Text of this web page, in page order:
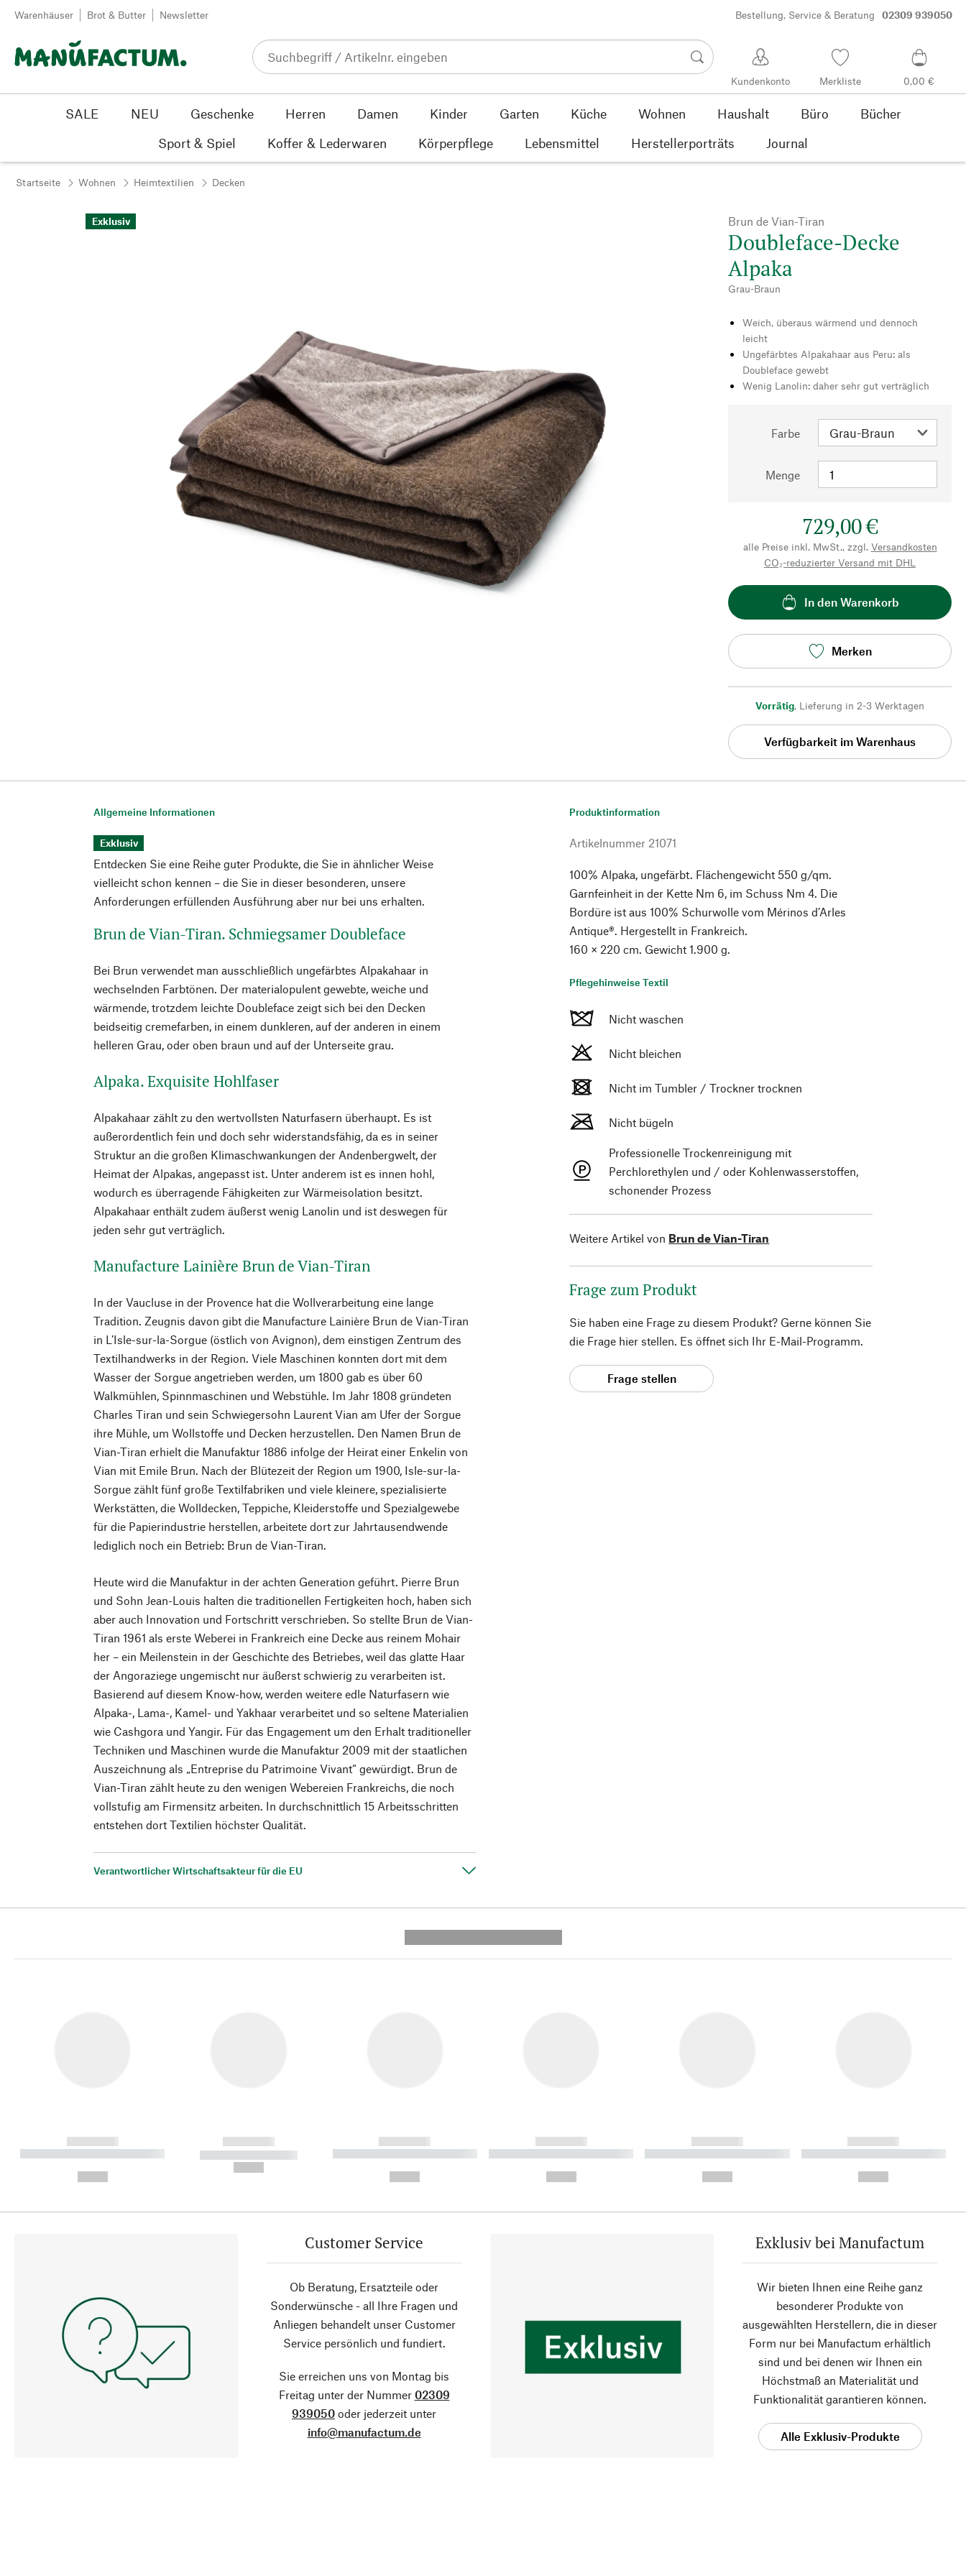
Zum Inhalt springen
Warenhäuser Brot & Butter Newsletter Bestellung, Service & Beratung 02309 939050
Kundenkonto Merkliste 0,00 €
SALE NEU Geschenke Herren Damen Kinder Garten Küche Wohnen Haushalt Büro
Bücher
Sport & Spiel
Koffer & Lederwaren Körperpflege Lebensmittel Herstellerporträts Journal
Startseite Wohnen Heimtextilien Decken
Exklusiv Brun de Vian-Tiran
Doubleface-Decke
Alpaka
Grau-Braun
Weich, überaus wärmend und dennoch
leicht
Ungefärbtes Alpakahaar aus Peru: als
Doubleface gewebt
Wenig Lanolin: daher sehr gut verträglich
Farbe
Menge
729,00 €
alle Preise inkl. MwSt., zzgl. Versandkosten
CO₂-reduzierter Versand mit DHL
In den Warenkorb
Merken
Vorrätig, Lieferung in 2-3 Werktagen
Verfügbarkeit im Warenhaus
Allgemeine Informationen
Exklusiv
Entdecken Sie eine Reihe guter Produkte, die Sie in ähnlicher Weise
vielleicht schon kennen – die Sie in dieser besonderen, unsere
Anforderungen erfüllenden Ausführung aber nur bei uns erhalten.
Brun de Vian-Tiran. Schmiegsamer Doubleface
Bei Brun verwendet man ausschließlich ungefärbtes Alpakahaar in
wechselnden Farbtönen. Der materialopulent gewebte, weiche und
wärmende, trotzdem leichte Doubleface zeigt sich bei den Decken
beidseitig cremefarben, in einem dunkleren, auf der anderen in einem
helleren Grau, oder oben braun und auf der Unterseite grau.
Alpaka. Exquisite Hohlfaser
Alpakahaar zählt zu den wertvollsten Naturfasern überhaupt. Es ist
außerordentlich fein und doch sehr widerstandsfähig, da es in seiner
Struktur an die großen Klimaschwankungen der Andenbergwelt, der
Heimat der Alpakas, angepasst ist. Unter anderem ist es innen hohl,
wodurch es überragende Fähigkeiten zur Wärmeisolation besitzt.
Alpakahaar enthält zudem äußerst wenig Lanolin und ist deswegen für
jeden sehr gut verträglich.
Manufacture Lainière Brun de Vian-Tiran
In der Vaucluse in der Provence hat die Wollverarbeitung eine lange
Tradition. Zeugnis davon gibt die Manufacture Lainière Brun de Vian-Tiran
in L’Isle-sur-la-Sorgue (östlich von Avignon), dem einstigen Zentrum des
Textilhandwerks in der Region. Viele Maschinen konnten dort mit dem
Wasser der Sorgue angetrieben werden, um 1800 gab es über 60
Walkmühlen, Spinnmaschinen und Webstühle. Im Jahr 1808 gründeten
Charles Tiran und sein Schwiegersohn Laurent Vian am Ufer der Sorgue
ihre Mühle, um Wollstoffe und Decken herzustellen. Den Namen Brun de
Vian-Tiran erhielt die Manufaktur 1886 infolge der Heirat einer Enkelin von
Vian mit Emile Brun. Nach der Blütezeit der Region um 1900, Isle-sur-la-
Sorgue zählt fünf große Textilfabriken und viele kleinere, spezialisierte
Werkstätten, die Wolldecken, Teppiche, Kleiderstoffe und Spezialgewebe
für die Papierindustrie herstellen, arbeitete dort zur Jahrtausendwende
lediglich noch ein Betrieb: Brun de Vian-Tiran.
Heute wird die Manufaktur in der achten Generation geführt. Pierre Brun
und Sohn Jean-Louis halten die traditionellen Fertigkeiten hoch, haben sich
aber auch Innovation und Fortschritt verschrieben. So stellte Brun de Vian-
Tiran 1961 als erste Weberei in Frankreich eine Decke aus reinem Mohair
her – ein Meilenstein in der Geschichte des Betriebes, weil das glatte Haar
der Angoraziege ungemischt nur äußerst schwierig zu verarbeiten ist.
Basierend auf diesem Know-how, werden weitere edle Naturfasern wie
Alpaka-, Lama-, Kamel- und Yakhaar verarbeitet und so seltene Materialien
wie Cashgora und Yangir. Für das Engagement um den Erhalt traditioneller
Techniken und Maschinen wurde die Manufaktur 2009 mit der staatlichen
Auszeichnung als „Entreprise du Patrimoine Vivant“ gewürdigt. Brun de
Vian-Tiran zählt heute zu den wenigen Webereien Frankreichs, die noch
vollstufig am Firmensitz arbeiten. In durchschnittlich 15 Arbeitsschritten
entstehen dort Textilien höchster Qualität.
Verantwortlicher Wirtschaftsakteur für die EU
Produktinformation
Artikelnummer 21071
100% Alpaka, ungefärbt. Flächengewicht 550 g/qm.
Garnfeinheit in der Kette Nm 6, im Schuss Nm 4. Die
Bordüre ist aus 100% Schurwolle vom Mérinos d’Arles
Antique®. Hergestellt in Frankreich.
160 × 220 cm. Gewicht 1.900 g.
Pflegehinweise Textil
Nicht waschen
Nicht bleichen
Nicht im Tumbler / Trockner trocknen
Nicht bügeln
Professionelle Trockenreinigung mit
Perchlorethylen und / oder Kohlenwasserstoffen,
schonender Prozess
Weitere Artikel von Brun de Vian-Tiran
Frage zum Produkt
Sie haben eine Frage zu diesem Produkt? Gerne können Sie
die Frage hier stellen. Es öffnet sich Ihr E-Mail-Programm.
Frage stellen
------------
----------- ----------- ----------
------------
----------- -----------
------------
----------- ----------- ----------
------------
----------- ----------- ----------
------------
----------- ----------- ----------
------------
----------- ----------- ----------
Customer Service
Ob Beratung, Ersatzteile oder
Sonderwünsche - all Ihre Fragen und
Anliegen behandelt unser Customer
Service persönlich und fundiert.
Sie erreichen uns von Montag bis
Freitag unter der Nummer 02309
939050 oder jederzeit unter
info@manufactum.de
Exklusiv bei Manufactum
Wir bieten Ihnen eine Reihe ganz
besonderer Produkte von
ausgewählten Herstellern, die in dieser
Form nur bei Manufactum erhältlich
sind und bei denen wir Ihnen ein
Höchstmaß an Materialität und
Funktionalität garantieren können.
Alle Exklusiv-Produkte